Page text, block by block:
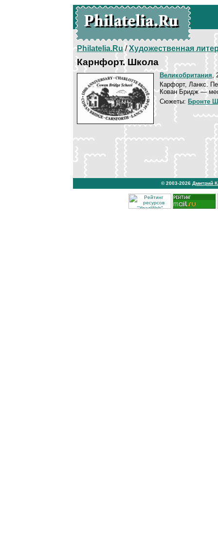
Philatelia.Ru/Художественная
Карнфорт. Школа
Великобритания,
Карфорт, Ланкс.
Кован Бридж —
Сюжеты: Бронте
© 2003-2026 Дмитрий